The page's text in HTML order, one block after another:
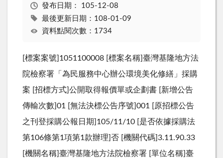
發布日期： 105-12-08
最後更新日期：108-01-09
資料點閱次數：1734
[標案案號]1051100008 [標案名稱]臺灣基隆地方法
院檢察署「為民服務中心辦公環境美化修繕」採購
案 [招標方式]公開取得報價單或企劃書 [新增公告
傳輸次數]01 [無法決標公告序號]001 [原招標公告
之刊登採購公報日期]105/11/10 [是否依據採購法
第106條第1項第1款辦理]否 [機關代碼]3.11.90.33
[機關名稱]臺灣基隆地方法院檢察署 [單位名稱]臺